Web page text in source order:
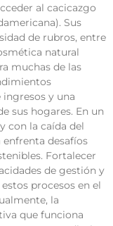
al cacicazgo
Sus
de rubros, entre
natural
muchas de las
y una
sus hogares. En un
con la caída del
desafíos
Fortalecer
de gestión y
procesos en el
la
que funciona